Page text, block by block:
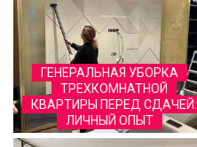
ГЕНЕРАЛЬНАЯ УБОРКА
ТРЕХКОМНАТНОЙ
КВАРТИРЫ ПЕРЕД СДАЧЕЙ:
ЛИЧНЫЙ ОПЫТ